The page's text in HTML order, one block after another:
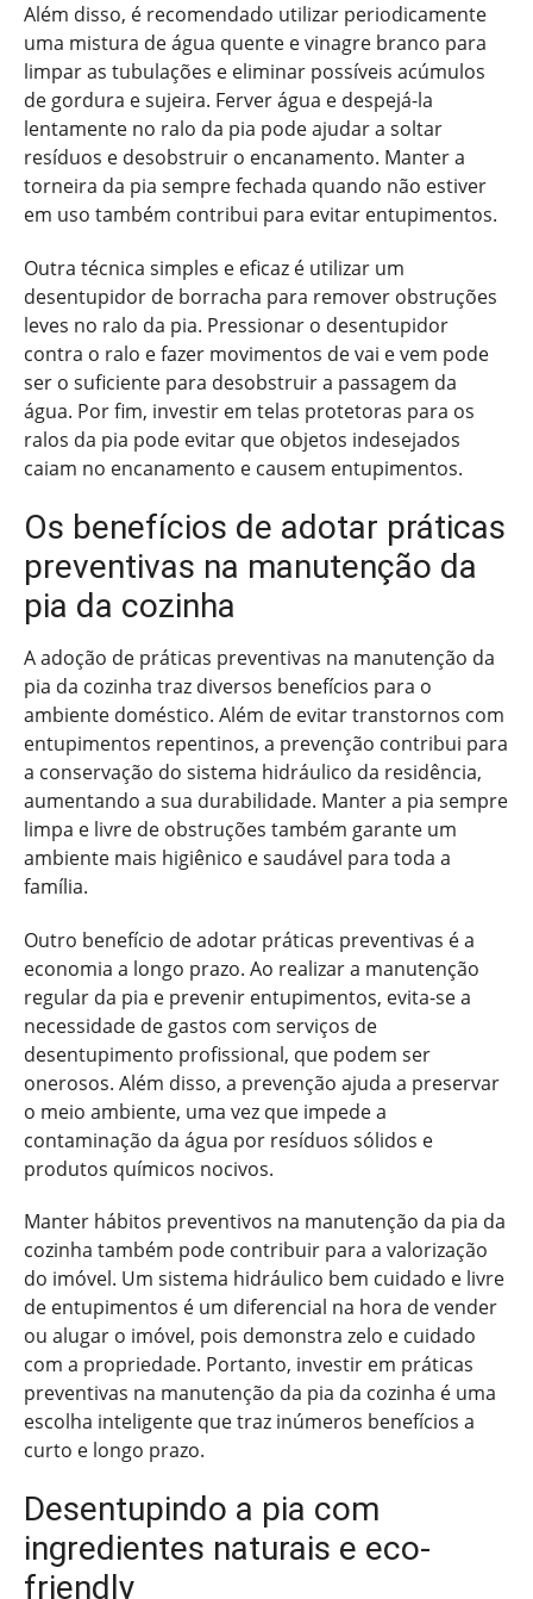
Além disso, é recomendado utilizar periodicamente
uma mistura de água quente e vinagre branco para
limpar as tubulações e eliminar possíveis acúmulos
de gordura e sujeira. Ferver água e despejá-la
lentamente no ralo da pia pode ajudar a soltar
resíduos e desobstruir o encanamento. Manter a
torneira da pia sempre fechada quando não estiver
em uso também contribui para evitar entupimentos.
Outra técnica simples e eficaz é utilizar um
desentupidor de borracha para remover obstruções
leves no ralo da pia. Pressionar o desentupidor
contra o ralo e fazer movimentos de vai e vem pode
ser o suficiente para desobstruir a passagem da
água. Por fim, investir em telas protetoras para os
ralos da pia pode evitar que objetos indesejados
caiam no encanamento e causem entupimentos.
Os benefícios de adotar práticas
preventivas na manutenção da
pia da cozinha
A adoção de práticas preventivas na manutenção da
pia da cozinha traz diversos benefícios para o
ambiente doméstico. Além de evitar transtornos com
entupimentos repentinos, a prevenção contribui para
a conservação do sistema hidráulico da residência,
aumentando a sua durabilidade. Manter a pia sempre
limpa e livre de obstruções também garante um
ambiente mais higiênico e saudável para toda a
família.
Outro benefício de adotar práticas preventivas é a
economia a longo prazo. Ao realizar a manutenção
regular da pia e prevenir entupimentos, evita-se a
necessidade de gastos com serviços de
desentupimento profissional, que podem ser
onerosos. Além disso, a prevenção ajuda a preservar
o meio ambiente, uma vez que impede a
contaminação da água por resíduos sólidos e
produtos químicos nocivos.
Manter hábitos preventivos na manutenção da pia da
cozinha também pode contribuir para a valorização
do imóvel. Um sistema hidráulico bem cuidado e livre
de entupimentos é um diferencial na hora de vender
ou alugar o imóvel, pois demonstra zelo e cuidado
com a propriedade. Portanto, investir em práticas
preventivas na manutenção da pia da cozinha é uma
escolha inteligente que traz inúmeros benefícios a
curto e longo prazo.
Desentupindo a pia com
ingredientes naturais e eco-
friendly